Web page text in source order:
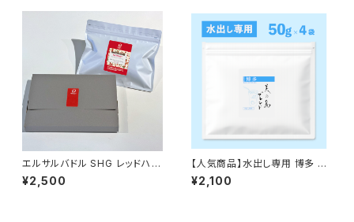
エルサルバドル SHG レッドハニ
ー 200g
¥2,500
【人気商品】水出し専用 博多 美
の島ブレンド［５０g×４個入］
¥2,100